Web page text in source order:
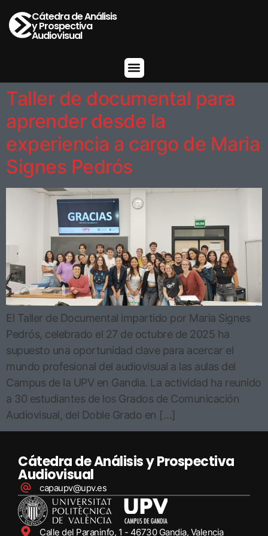
Cátedra de Análisis
y Prospectiva
Audiovisual
Taller de documental para
aprender desde la
experiencia a cargo de Maria
Signes Pedrós
El Taller de Documental impartido por Maria Signes
Pedrós, celebrado el 27 de octubre de 2025 ha
supuesto una oportunidad clave para acercar el
mundo profesional del audiovisual a las aulas del
Campus de la UPV en Gandia. La actividad ha reunido
a 30 estudiantes de los Grados de Comunicación
Audiovisual, del Doble Grado en […]
Cátedra de Análisis y Prospectiva
Audiovisual
capaupv@upv.es
Calle del Paraninfo, 1 - 46730 Gandia, Valencia